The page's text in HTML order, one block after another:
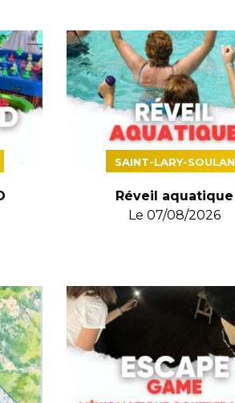
SAINT-LARY-SOULAN
Réveil aquatique
Le07/08/2026